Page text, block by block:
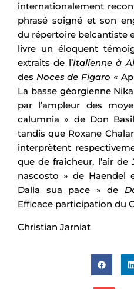
internationalement
phrasé soigné et son
du répertoire belcantiste
livre un éloquent
extraits de l’Italienne à
des Noces de Figaro «
La basse géorgienne
par l’ampleur des
calumnia » de Don
tandis que Roxane
interprètent
que de fraicheur, l’air de
nascosto » de Haendel
Dalla sua pace » de
Efficace participation du
Christian Jarniat